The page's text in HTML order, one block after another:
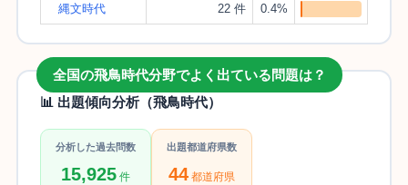
縄文時代 22 件 0.4%
全国の飛鳥時代分野でよく出ている問題は？
📊 出題傾向分析（飛鳥時代）
分析した過去問数
15,925件
出題都道府県数
44都道府県